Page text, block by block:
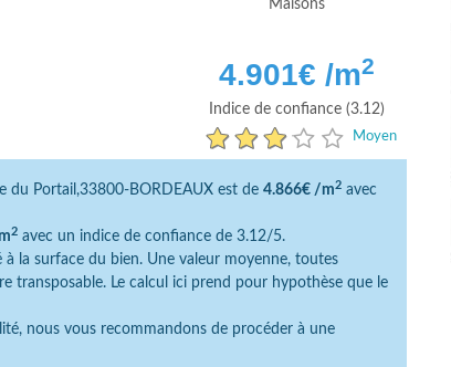
Maisons
4.901€ /m2
Indice de confiance (3.12)
Moyen
du Portail,33800-BORDEAUX est de 4.866€ /m2 avec
2 avec un indice de confiance de 3.12/5.
la surface du bien. Une valeur moyenne, toutes
transposable. Le calcul ici prend pour hypothèse que le
nous vous recommandons de procéder à une